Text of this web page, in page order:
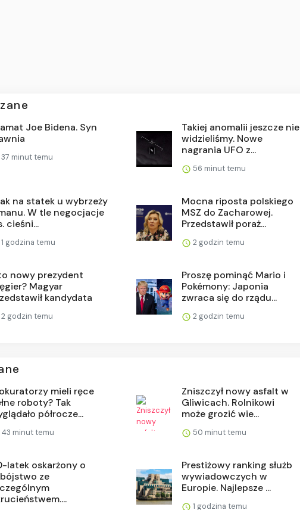
Joe Bidena. Syn
37 minut temu
Takiej anomalii jeszcze nie
widzieliśmy. Nowe
nagrania UFO z...
56 minut temu
na statek u wybrzeży
W tle negocjacje
cieśni...
1 godzina temu
Mocna riposta polskiego
MSZ do Zacharowej.
Przedstawił poraż...
2 godzin temu
nowy prezydent
Magyar
kandydata
2 godzin temu
Proszę pominąć Mario i
Pokémony: Japonia
zwraca się do rządu...
2 godzin temu
mieli ręce
roboty? Tak
półrocze...
43 minut temu
Zniszczył nowy asfalt w
Gliwicach. Rolnikowi
może grozić wie...
50 minut temu
latek oskarżony o
ze
Prestiżowy ranking służb
wywiadowczych w
Europie. Najlepsze ...
1 godzina temu